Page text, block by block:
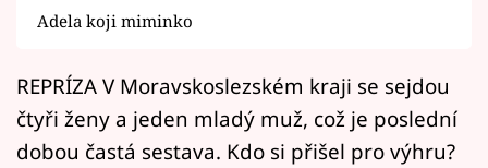
Filmový festival Karlovy Vary
Pořady
Mámy sobě
Adela koji miminko
REPRÍZA V Moravskoslezském kraji se sejdou
čtyři ženy a jeden mladý muž, což je poslední
dobou častá sestava. Kdo si přišel pro výhru?